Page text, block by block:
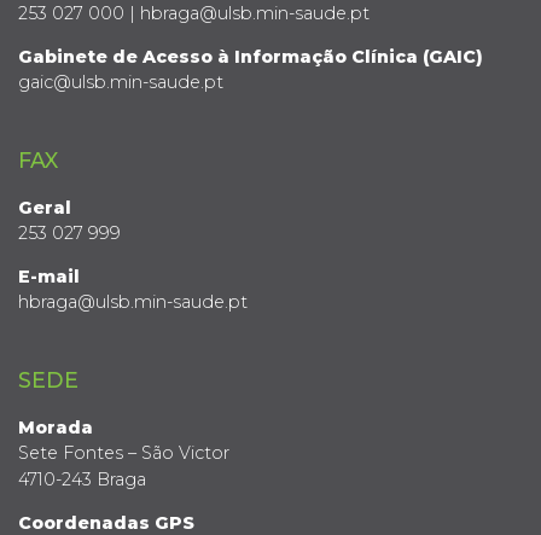
253 027 000 | hbraga@ulsb.min-saude.pt
Gabinete de Acesso à Informação Clínica (GAIC)
gaic@ulsb.min-saude.pt
FAX
Geral
253 027 999
E-mail
hbraga@ulsb.min-saude.pt
SEDE
Morada
Sete Fontes – São Victor
4710-243 Braga
Coordenadas GPS